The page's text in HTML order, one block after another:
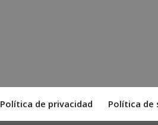
Política de privacidad Política de